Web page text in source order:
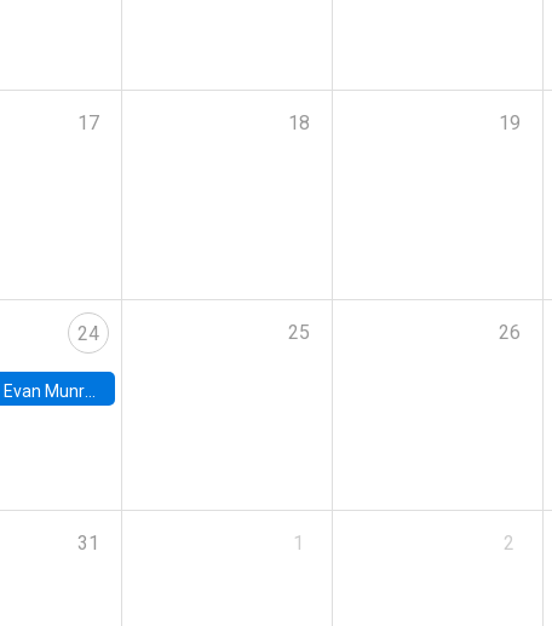
17 18 19
24
Evan Munro, Neyman Visiting Assistant Professor in the Department of Statistics at UC Berkeley
25 26
31 1 2